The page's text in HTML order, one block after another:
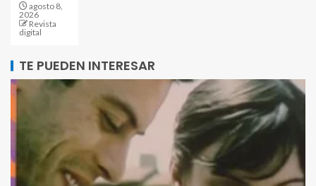
agosto 8,
2026
Revista
digital
TE PUEDEN INTERESAR